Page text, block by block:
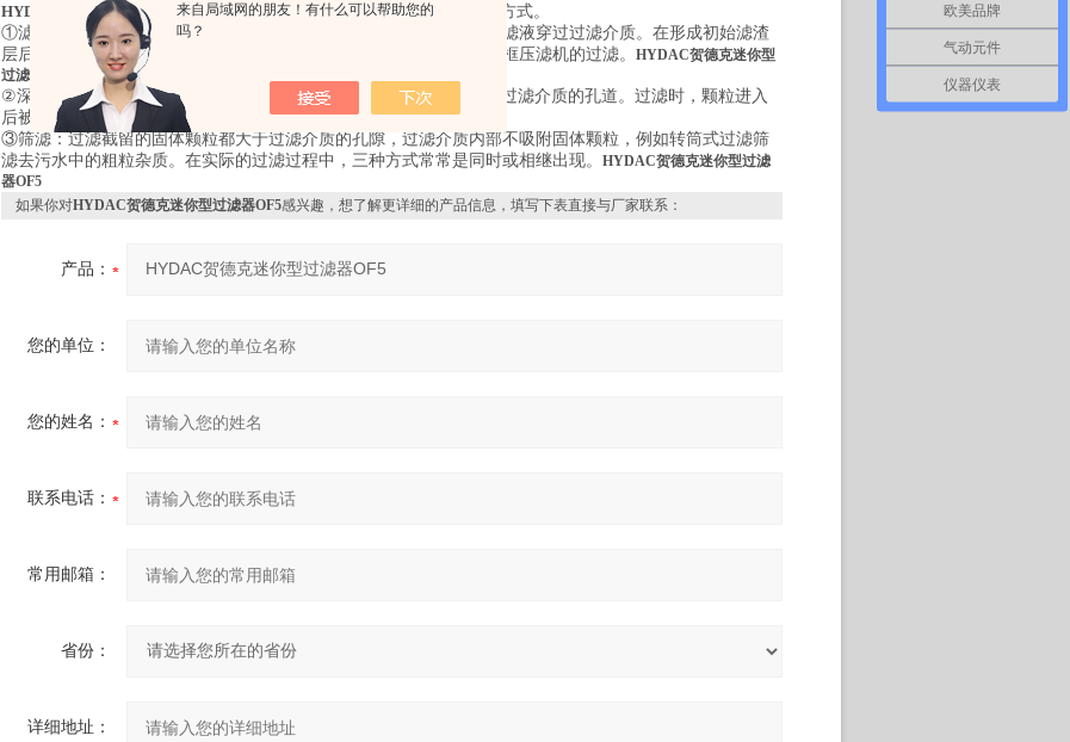
来自局域网的朋友！有什么可以帮助您的
吗？
HYDAC贺德克过滤器
悬浮液过滤有滤渣层过滤、深层过滤和筛滤 3种方式。
①滤渣层过滤：过滤初期过滤介质只能截留大的固体颗粒，小颗粒随滤液穿过过滤介质。在形成初始滤渣
层后，滤渣层对过滤起主要作用，这时大、小颗粒均被截留，例如板框压滤机的过滤。 HYDAC贺德克迷你型
过滤器OF5
②深层过滤：过滤介质较厚，悬浮液中含固体颗粒较少，且颗粒小于过滤介质的孔道。过滤时，颗粒进入
后被吸附在孔道内，例如多孔塑料管过滤器、砂滤器的过滤。
③筛滤：过滤截留的固体颗粒都大于过滤介质的孔隙，过滤介质内部不吸附固体颗粒，例如转筒式过滤筛
滤去污水中的粗粒杂质。在实际的过滤过程中，三种方式常常是同时或相继出现。 HYDAC贺德克迷你型过滤
器OF5
如果你对HYDAC贺德克迷你型过滤器OF5感兴趣，想了解更详细的产品信息，填写下表直接与厂家联系：
产品：
您的单位：
您的姓名：
联系电话：
常用邮箱：
省份：
详细地址：
欧美品牌
气动元件
仪器仪表